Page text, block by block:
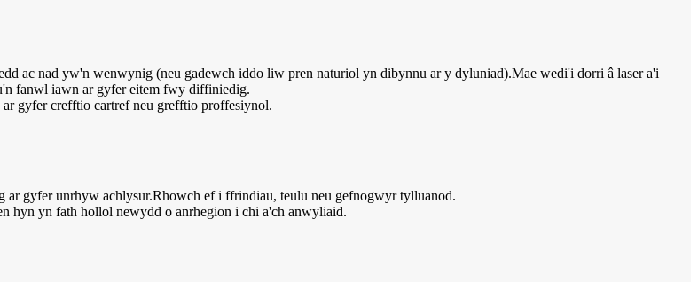
ac nad yw'n wenwynig (neu gadewch iddo liw pren naturiol yn dibynnu ar y dyluniad).Mae wedi'i dorri â laser a'i
fanwl iawn ar gyfer eitem fwy diffiniedig.
gyfer crefftio cartref neu grefftio proffesiynol.
ar gyfer unrhyw achlysur.Rhowch ef i ffrindiau, teulu neu gefnogwyr tylluanod.
hyn yn fath hollol newydd o anrhegion i chi a'ch anwyliaid.